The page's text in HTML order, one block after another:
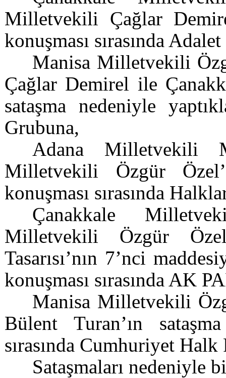
Milletvekili Çağlar
konuşması sırasında
Manisa Milletvekili
Çağlar Demirel ile
sataşma nedeniyle
Grubuna,
Adana Milletvekili
Milletvekili Özgür
konuşması sırasında
Çanakkale
Milletvekili Özgür
Tasarısı’nın 7’nci
konuşması sırasında AK
Manisa Milletvekili
Bülent Turan’ın
sırasında Cumhuriyet Halk
Sataşmaları nedeniyle